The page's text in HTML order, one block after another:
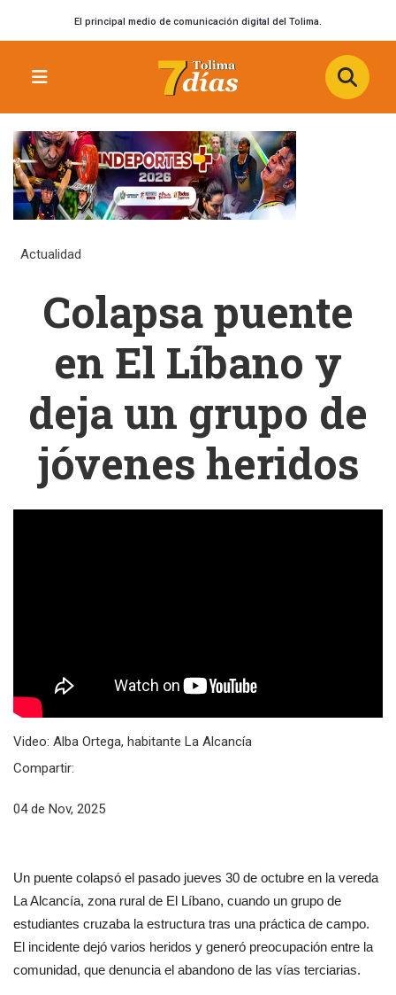
El principal medio de comunicación digital del Tolima.
Actualidad
Colapsa puente
en El Líbano y
deja un grupo de
jóvenes heridos
Video: Alba Ortega, habitante La Alcancía
Compartir:
04 de Nov, 2025
Un puente colapsó el pasado jueves 30 de octubre en la vereda
La Alcancía, zona rural de El Líbano, cuando un grupo de
estudiantes cruzaba la estructura tras una práctica de campo.
El incidente dejó varios heridos y generó preocupación entre la
comunidad, que denuncia el abandono de las vías terciarias.